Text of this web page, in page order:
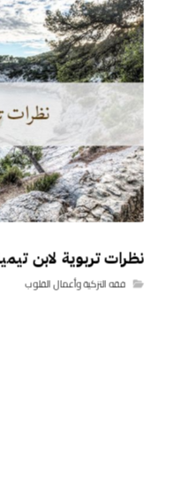
نظرات تربوية لابن
فقه التزكية وأعمال القلوب